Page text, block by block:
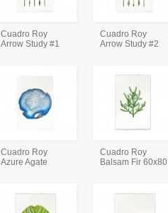
Cuadro Roy
Arrow Study #1
Cuadro Roy
Arrow Study #2
Cuadro Roy
Azure Agate
Cuadro Roy
Balsam Fir 60x80